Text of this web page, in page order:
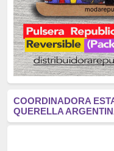
Guerra
(1674)
genocidio
mujer
(1070)
Eventos
(914)
COORDINADORA
QUERELLA